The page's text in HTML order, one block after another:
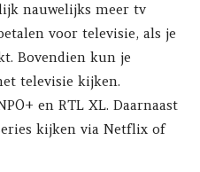
nauwelijks meer tv
voor televisie, als je
Bovendien kun je
televisie kijken.
en RTL XL. Daarnaast
kijken via Netflix of